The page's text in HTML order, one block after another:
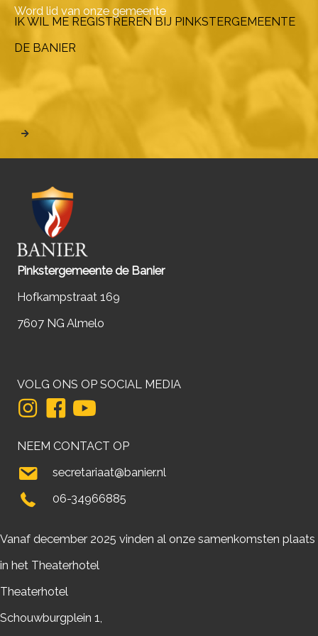
Word lid van onze gemeente
IK WIL ME REGISTREREN BIJ PINKSTERGEMEENTE
DE BANIER
Pinkstergemeente de Banier
Hofkampstraat 169
7607 NG Almelo
VOLG ONS OP SOCIAL MEDIA
NEEM CONTACT OP
secretariaat@banier.nl
06-34966885
Vanaf december 2025 vinden al onze samenkomsten plaats
in het Theaterhotel
Theaterhotel
Schouwburgplein 1,